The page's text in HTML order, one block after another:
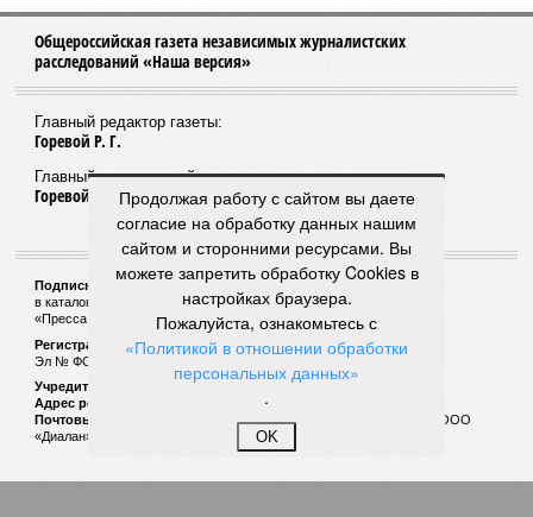
Общероссийская газета независимых журналистских
расследований «Наша версия»
Главный редактор газеты:
Горевой Р. Г.
Главный редактор сайта:
Горевой Р. Г.
Подписной индекс газеты «Наша версия»:
в каталоге «Почта России» —99266
«Пресса России» (зелёный) —41522
Регистрационный номер Роскомнадзора
Эл № ФС77-53847 от 26.04.2013.
Учредитель ООО «Версия»
Адрес редакции:
123100, Россия, Москва, улица 1905 года, 7с1
Почтовый адрес редакции:
123022, Россия, Москва, а/я 29. для ООО
«Диалан»
Продолжая работу с сайтом вы даете
согласие на обработку данных нашим
сайтом и сторонними ресурсами. Вы
можете запретить обработку Cookies в
настройках браузера.
Пожалуйста, ознакомьтесь с
«Политикой в отношении обработки
персональных данных»
.
OK